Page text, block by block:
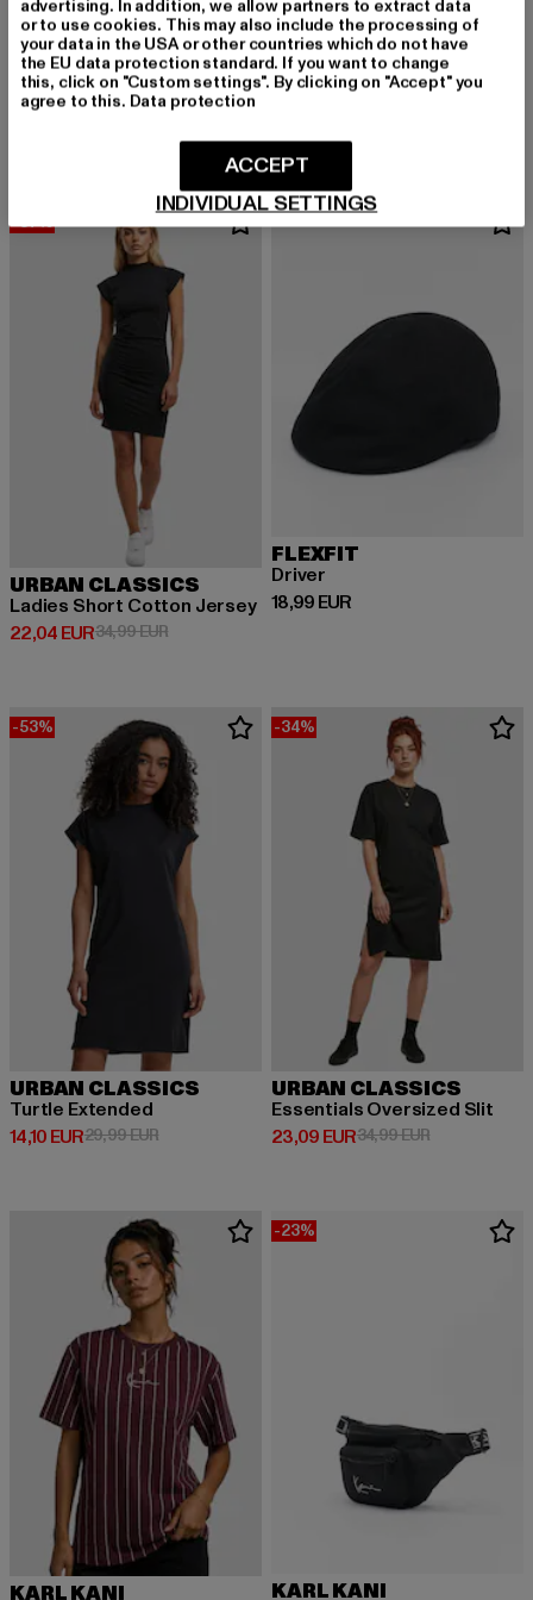
URBAN CLASSICS
Basic Shaped
URBAN CLASSICS
-37%
URBAN CLASSICS
Ladies Short Cotton Jersey
22,04 EUR
Derzeitiger Preis: 22,04 EUR
34,99 EURAktionspreis: 34,99 EUR
FLEXFIT
Driver
18,99 EUR
Derzeitiger Preis: 18,99 EUR
-53%
URBAN CLASSICS
Turtle Extended
14,10 EUR
Derzeitiger Preis: 14,10 EUR
29,99 EURAktionspreis: 29,99 EUR
-34%
URBAN CLASSICS
Essentials Oversized Slit
23,09 EUR
Derzeitiger Preis: 23,09 EUR
34,99 EURAktionspreis:
KARL KANI
-23%
KARL KANI
advertising. In addition, we allow partners to extract data
or to use cookies. This may also include the processing of
your data in the USA or other countries which do not have
the EU data protection standard. If you want to change
this, click on "Custom settings". By clicking on "Accept" you
agree to this. Data protection
INDIVIDUAL SETTINGS
ACCEPT